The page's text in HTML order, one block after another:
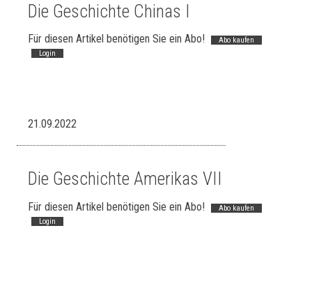
Die Geschichte Chinas I
Für diesen Artikel benötigen Sie ein Abo!
Abo kaufen
Login
21.09.2022
Die Geschichte Amerikas VII
Für diesen Artikel benötigen Sie ein Abo!
Abo kaufen
Login